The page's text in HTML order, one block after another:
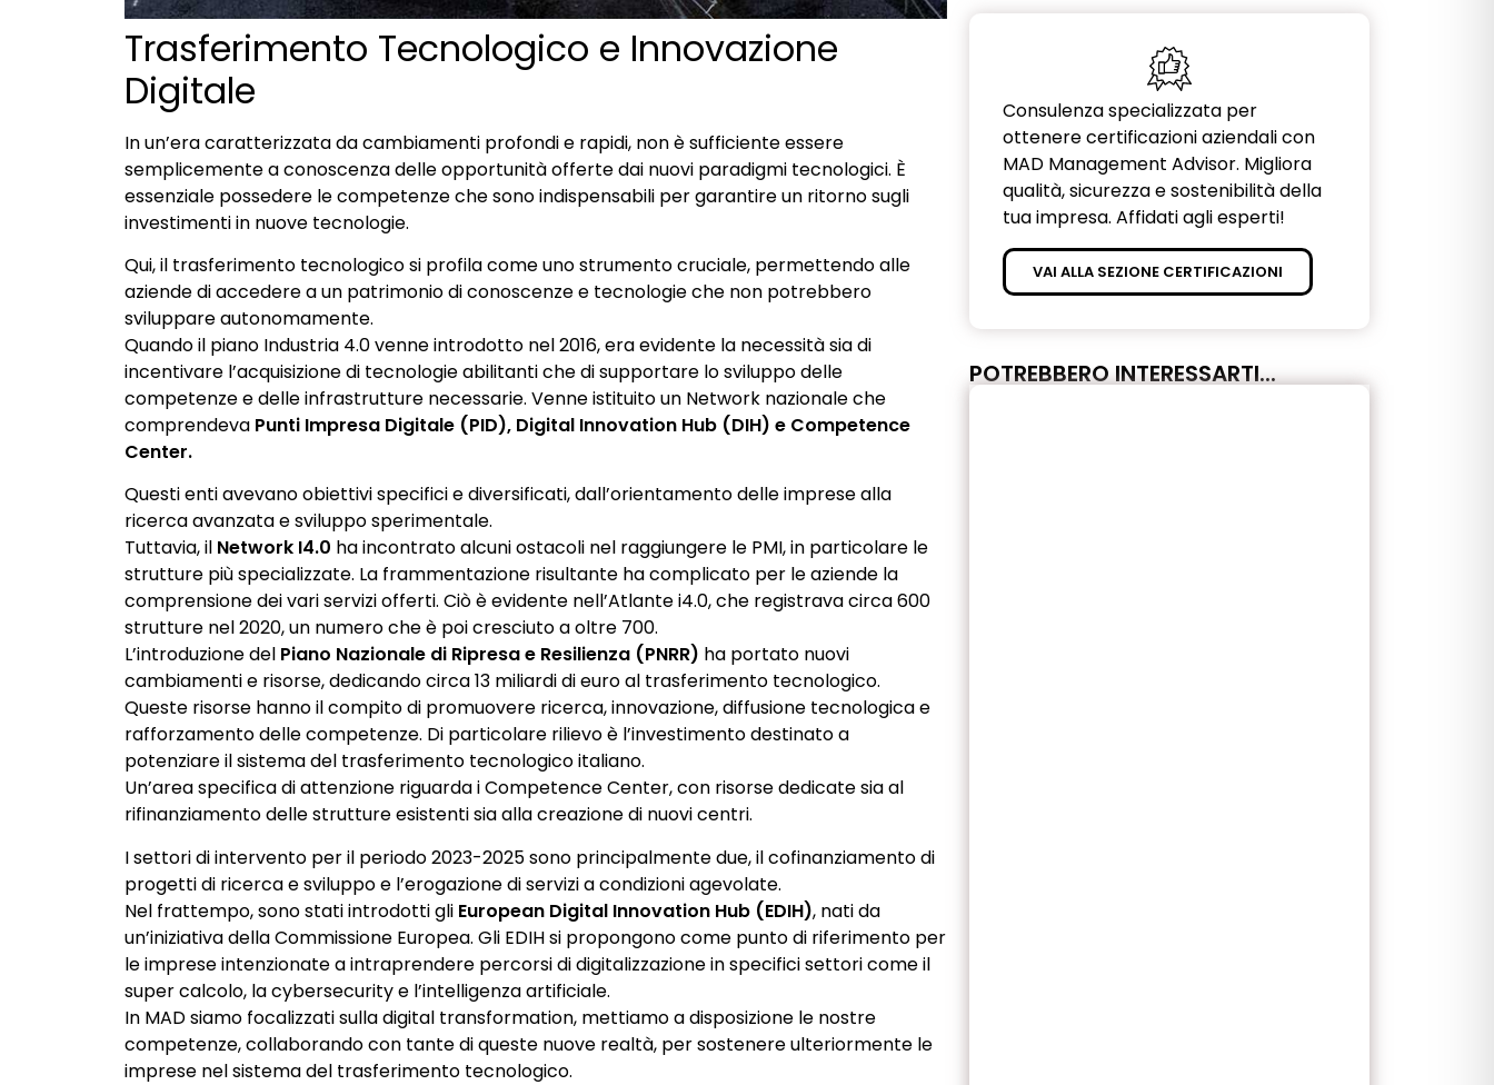
Trasferimento Tecnologico e Innovazione
Digitale
In un’era caratterizzata da cambiamenti profondi e rapidi, non è sufficiente essere
semplicemente a conoscenza delle opportunità offerte dai nuovi paradigmi tecnologici. È
essenziale possedere le competenze che sono indispensabili per garantire un ritorno sugli
investimenti in nuove tecnologie.
Qui, il trasferimento tecnologico si profila come uno strumento cruciale, permettendo alle
aziende di accedere a un patrimonio di conoscenze e tecnologie che non potrebbero
sviluppare autonomamente.
Quando il piano Industria 4.0 venne introdotto nel 2016, era evidente la necessità sia di
incentivare l’acquisizione di tecnologie abilitanti che di supportare lo sviluppo delle
competenze e delle infrastrutture necessarie. Venne istituito un Network nazionale che
comprendeva Punti Impresa Digitale (PID), Digital Innovation Hub (DIH) e Competence
Center.
Questi enti avevano obiettivi specifici e diversificati, dall’orientamento delle imprese alla
ricerca avanzata e sviluppo sperimentale.
Tuttavia, il Network I4.0 ha incontrato alcuni ostacoli nel raggiungere le PMI, in particolare le
strutture più specializzate. La frammentazione risultante ha complicato per le aziende la
comprensione dei vari servizi offerti. Ciò è evidente nell’Atlante i4.0, che registrava circa 600
strutture nel 2020, un numero che è poi cresciuto a oltre 700.
L’introduzione del Piano Nazionale di Ripresa e Resilienza (PNRR) ha portato nuovi
cambiamenti e risorse, dedicando circa 13 miliardi di euro al trasferimento tecnologico.
Queste risorse hanno il compito di promuovere ricerca, innovazione, diffusione tecnologica e
rafforzamento delle competenze. Di particolare rilievo è l’investimento destinato a
potenziare il sistema del trasferimento tecnologico italiano.
Un’area specifica di attenzione riguarda i Competence Center, con risorse dedicate sia al
rifinanziamento delle strutture esistenti sia alla creazione di nuovi centri.
I settori di intervento per il periodo 2023-2025 sono principalmente due, il cofinanziamento di
progetti di ricerca e sviluppo e l’erogazione di servizi a condizioni agevolate.
Nel frattempo, sono stati introdotti gli European Digital Innovation Hub (EDIH), nati da
un’iniziativa della Commissione Europea. Gli EDIH si propongono come punto di riferimento per
le imprese intenzionate a intraprendere percorsi di digitalizzazione in specifici settori come il
super calcolo, la cybersecurity e l’intelligenza artificiale.
In MAD siamo focalizzati sulla digital transformation, mettiamo a disposizione le nostre
competenze, collaborando con tante di queste nuove realtà, per sostenere ulteriormente le
imprese nel sistema del trasferimento tecnologico.
Consulenza specializzata per
ottenere certificazioni aziendali con
MAD Management Advisor. Migliora
qualità, sicurezza e sostenibilità della
tua impresa. Affidati agli esperti!
VAI ALLA SEZIONE CERTIFICAZIONI
POTREBBERO INTERESSARTI...